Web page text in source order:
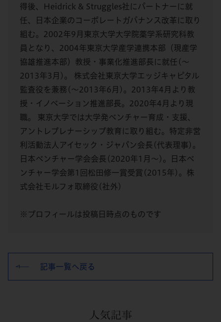
得後、Heidrick & Struggles社にパートナーに就
任、日本企業のコーポレートガバナンス改革に取り
組む。2002年9月東京大学大学院薬学系研究科教
員となり、2004年東京大学産学連携本部（現産学
協雄推進本部）教授・事業化推進部長に就任(～
2013年3月)。 株式会社東京大学エッジキャピタル
監査役を兼務(～2013年6月)。2013年4月より教
授・イノベーション推進部長。2020年4月より現
職。 東京大学では大学発ベンチャー育成・支援、
アントレプレナーシップ教育に取り組む。特定非営
利活動法人アイセック・ジャパン会長(代表理事)。
日本ベンチャー学会会長(2020年1月～)。日本ベ
ンチャー学会第1回松田修一賞受賞(2015年)。株
式会社モルフォ取締役(社外)
※プロフィールは投稿日時点のものです
記事一覧へ戻る
人気記事